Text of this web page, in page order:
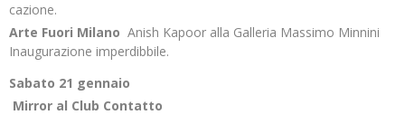
cazione.
Arte Fuori Milano Anish Kapoor alla Galleria Massimo Minnini
Inaugurazione imperdibbile.
Sabato 21 gennaio
Mirror al Club Contatto